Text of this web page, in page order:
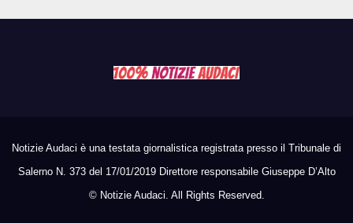
Notizie Audaci è una testata giornalistica registrata presso il Tribunale di
Salerno N. 373 del 17/01/2019 Direttore responsabile Giuseppe D’Alto
© Notizie Audaci. All Rights Reserved.